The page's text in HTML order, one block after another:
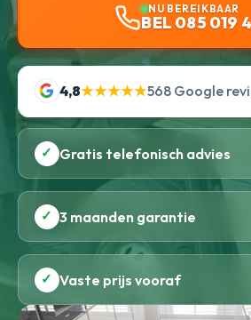
NU BEREIKBAAR
BEL 085 019
4,8★★★★★568 Google
✓ Gratis telefonisch advies
✓ 3 maanden garantie
✓ Vaste prijs vooraf